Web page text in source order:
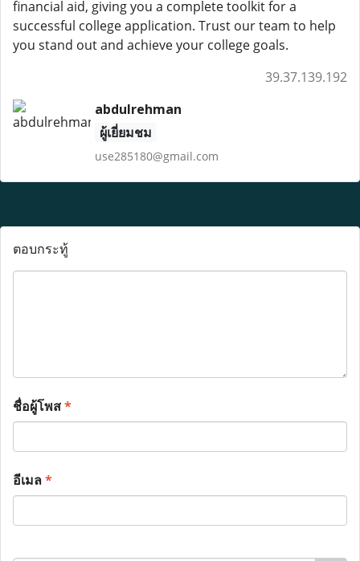
financial aid, giving you a complete toolkit for a
successful college application. Trust our team to help
you stand out and achieve your college goals.
39.37.139.192
abdulrehman
ผู้เยี่ยมชม
use285180@gmail.com
ตอบกระทู้
ชื่อผู้โพส*
อีเมล*